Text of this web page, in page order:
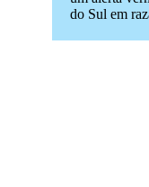
do Sul em